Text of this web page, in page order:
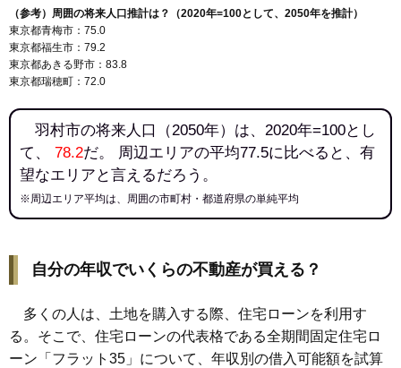
（参考）周囲の将来人口推計は？（2020年=100として、2050年を推計）
東京都青梅市：75.0
東京都福生市：79.2
東京都あきる野市：83.8
東京都瑞穂町：72.0
羽村市の将来人口（2050年）は、2020年=100とし
て、 78.2だ。 周辺エリアの平均77.5に比べると、有
望なエリアと言えるだろう。
※周辺エリア平均は、周囲の市町村・都道府県の単純平均
自分の年収でいくらの不動産が買える？
多くの人は、土地を購入する際、住宅ローンを利用す
る。そこで、住宅ローンの代表格である全期間固定住宅ロ
ーン「フラット35」について、年収別の借入可能額を試算